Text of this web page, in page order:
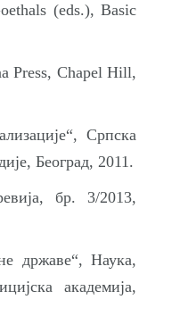
(eds.), Basic
Press, Chapel Hill,
Српска
Београд, 2011.
бр. 3/2013,
државе“, Наука,
академија,